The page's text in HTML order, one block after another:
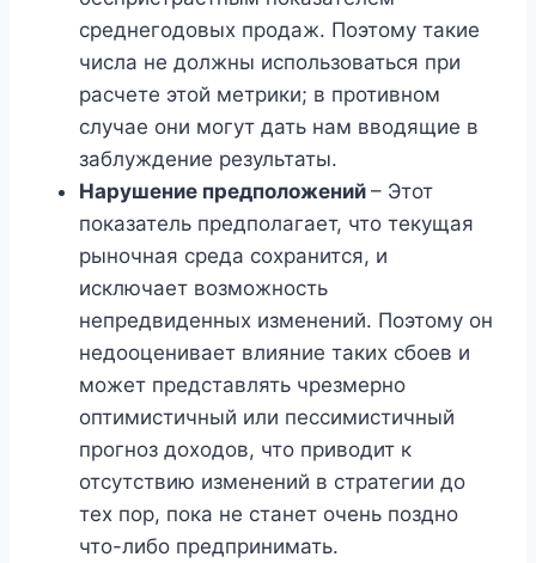
среднегодовых продаж. Поэтому такие
числа не должны использоваться при
расчете этой метрики; в противном
случае они могут дать нам вводящие в
заблуждение результаты.
Нарушение предположений – Этот
показатель предполагает, что текущая
рыночная среда сохранится, и
исключает возможность
непредвиденных изменений. Поэтому он
недооценивает влияние таких сбоев и
может представлять чрезмерно
оптимистичный или пессимистичный
прогноз доходов, что приводит к
отсутствию изменений в стратегии до
тех пор, пока не станет очень поздно
что-либо предпринимать.